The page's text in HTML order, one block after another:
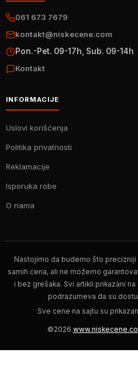
061 673 7679
kontakt@niskecene.com
Pon.-Pet. 09-17h, Sub. 09-14h
Kontakt
INFORMACIJE
Uslovi korišćenja
Politika privatnosti
Reklamacije
Isporuka robe
O nama
Nastojimo da budemo što
samih cena, ali ne možemo
i bez grešaka. Svi artikli prikazani
podrazumeva da su
Sve cene na sajtu su
©2026